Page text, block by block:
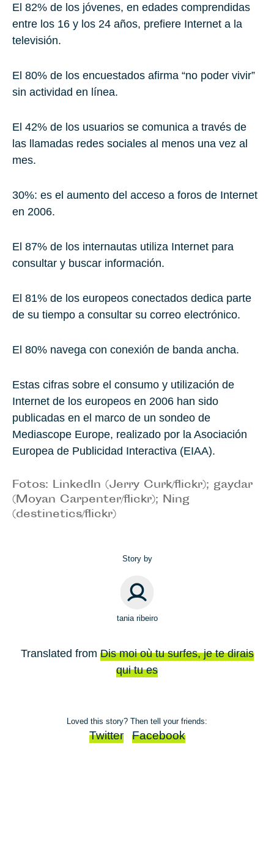
El 82% de los jóvenes, en edades comprendidas
entre los 16 y los 24 años, prefiere Internet a la
televisión.
El 80% de los encuestados afirma “no poder vivir”
sin actividad en línea.
El 42% de los usuarios se comunica a través de
las llamadas redes sociales al menos una vez al
mes.
30%: es el aumento del acceso a foros de Internet
en 2006.
El 87% de los internautas utiliza Internet para
consultar y buscar información.
El 81% de los europeos conectados dedica parte
de su tiempo a consultar su correo electrónico.
El 80% navega con conexión de banda ancha.
Estas cifras sobre el consumo y utilización de
Internet de los europeos en 2006 han sido
publicadas en el marco de un sondeo de
Mediascope Europe, realizado por la Asociación
Europea de Publicidad Interactiva (EIAA).
Fotos: LinkedIn (Jerry Curk/flickr); gaydar
(Moyan Carpenter/flickr); Ning
(destinetics/flickr)
Story by
tania ribeiro
Translated from Dis moi où tu surfes, je te dirais
qui tu es
Loved this story? Then tell your friends:
Twitter Facebook